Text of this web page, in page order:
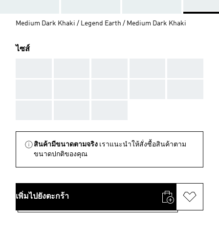
Medium Dark Khaki / Legend Earth / Medium Dark Khaki
ไซส์
สินค้ามีขนาดตามจริง เราแนะนำให้สั่งซื้อสินค้าตาม
ขนาดปกติของคุณ
เพิ่มไปยังตะกร้า